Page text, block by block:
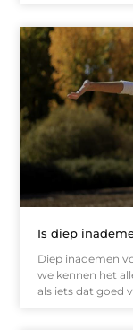
Is diep
Diep inademen
we kennen het
als iets dat goed